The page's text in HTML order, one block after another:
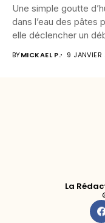
Une simple goutte
dans l’eau des pâtes
elle déclencher un
BYMICKAEL P. 9
La